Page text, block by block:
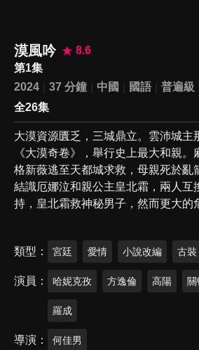
漠風吟
8.6
第1集
2024
37 分鐘 中國 國語
普遍級
全26集
大漠資源匱乏，三城鼎立。雲沛城主
《大漠奇卷》，舉行史上最大和親
格新薇逃至天都城求救，母親死於亂
結識厄娜泣和親公主皇北霜，兩人互
持，皇北霜救神秘男子，然而更大的
類型 宮廷 愛情 小說改編 古裝
演員 哈妮克孜 方逸倫 高陽 關
羅成
導演 何佳男